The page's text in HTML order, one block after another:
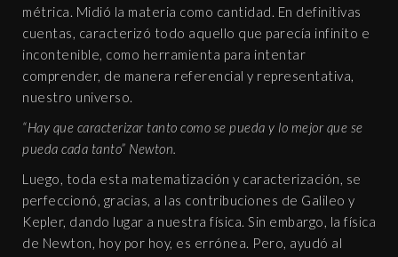
métrica. Midió la materia como cantidad. En definitivas
cuentas, caracterizó todo aquello que parecía infinito e
incontenible, como herramienta para intentar
comprender, de manera referencial y representativa,
nuestro universo.
“Hay que caracterizar tanto como se pueda y lo mejor que se
pueda cada tanto” Newton.
Luego, toda esta matematización y caracterización, se
perfeccionó, gracias, a las contribuciones de Galileo y
Kepler, dando lugar a nuestra física. Sin embargo, la física
de Newton, hoy por hoy, es errónea. Pero, ayudó al